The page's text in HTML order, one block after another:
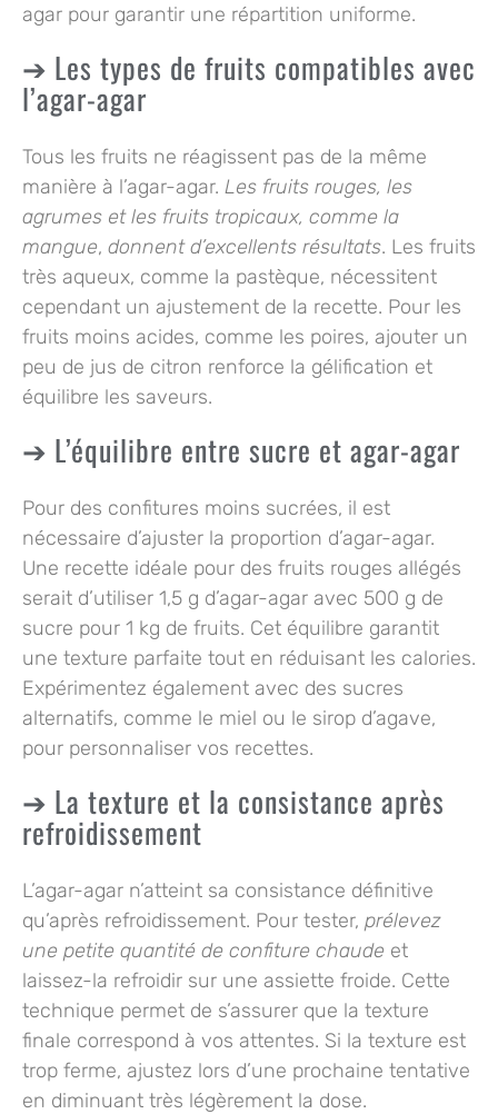
agar pour garantir une répartition uniforme.
Les types de fruits compatibles avec
l’agar-agar
Tous les fruits ne réagissent pas de la même
manière à l’agar-agar. Les fruits rouges, les
agrumes et les fruits tropicaux, comme la
mangue, donnent d’excellents résultats. Les fruits
très aqueux, comme la pastèque, nécessitent
cependant un ajustement de la recette. Pour les
fruits moins acides, comme les poires, ajouter un
peu de jus de citron renforce la gélification et
équilibre les saveurs.
L’équilibre entre sucre et agar-agar
Pour des confitures moins sucrées, il est
nécessaire d’ajuster la proportion d’agar-agar.
Une recette idéale pour des fruits rouges allégés
serait d’utiliser 1,5 g d’agar-agar avec 500 g de
sucre pour 1 kg de fruits. Cet équilibre garantit
une texture parfaite tout en réduisant les calories.
Expérimentez également avec des sucres
alternatifs, comme le miel ou le sirop d’agave,
pour personnaliser vos recettes.
La texture et la consistance après
refroidissement
L’agar-agar n’atteint sa consistance définitive
qu’après refroidissement. Pour tester, prélevez
une petite quantité de confiture chaude et
laissez-la refroidir sur une assiette froide. Cette
technique permet de s’assurer que la texture
finale correspond à vos attentes. Si la texture est
trop ferme, ajustez lors d’une prochaine tentative
en diminuant très légèrement la dose.